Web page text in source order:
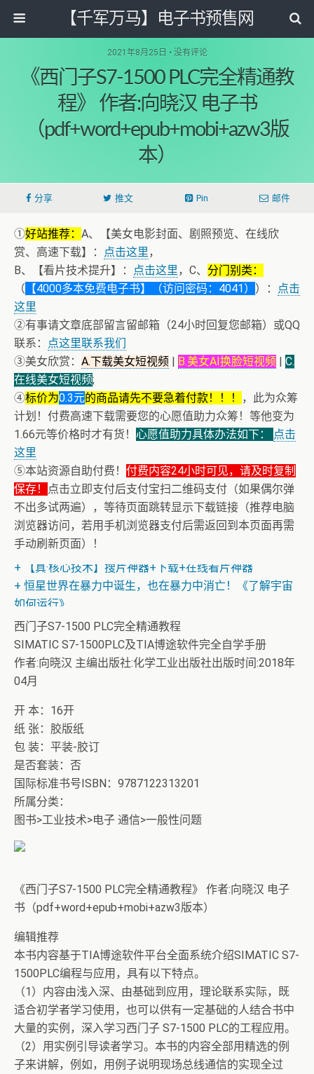
【千军万马】电子书预售网
2021年8月25日 • 没有评论
《西门子S7-1500 PLC完全精通教
程》 作者:向晓汉 电子书
（pdf+word+epub+mobi+azw3版
本）
分享 推文 Pin 邮件
①好站推荐： A、【美女电影封面、剧照预览、在线欣
赏、高速下载】：
点击这里，
B、【看片技术提升】：
点击这里，C、 分门别类：
（ 【4000多本免费电子书】（访问密码：4041） ）：
点击
这里
②有事请文章底部留言留邮箱（24小时回复您邮箱）或QQ
联系：
点这里联系我们
③美女欣赏： A.下载美女短视频 | B.美女AI换脸短视频 | C.
在线美女短视频;
④标价为0.3元的商品请先不要急着付款！！！
，此为众筹
计划！付费高速下载需要您的心愿值助力众筹！等他变为
1.66元等价格时才有货！ 心愿值助力具体办法如下：
点击
这里
⑤本站资源自助付费！ 付费内容24小时可见，请及时复制
保存！
点击立即支付后支付宝扫二维码支付（如果偶尔弹
不出多试两遍），等待页面跳转显示下载链接（推荐电脑
浏览器访问，若用手机浏览器支付后需返回到本页面再需
手动刷新页面）！
+ 恭喜IP为180.201.1.217的网友为电子书籍《动力电池管
理系统核心算法》众筹一次！
+ 【真·核心技术】搜片神器+下载+在线看片神器
+ 恒星世界在暴力中诞生，也在暴力中消亡！《了解宇宙
如何运行》
西门子S7-1500 PLC完全精通教程
SIMATIC S7-1500PLC及TIA博途软件完全自学手册
作者:向晓汉 主编出版社:化学工业出版社出版时间:2018年
04月
开 本：16开
纸 张：胶版纸
包 装：平装-胶订
是否套装：否
国际标准书号ISBN：9787122313201
所属分类：
图书>工业技术>电子 通信>一般性问题
《西门子S7-1500 PLC完全精通教程》 作者:向晓汉 电子
书（pdf+word+epub+mobi+azw3版本）
编辑推荐
本书内容基于TIA博途软件平台全面系统介绍SIMATIC S7-
1500PLC编程与应用，具有以下特点。
（1）内容由浅入深、由基础到应用，理论联系实际，既
适合初学者学习使用，也可以供有一定基础的人结合书中
大量的实例，深入学习西门子 S7-1500 PLC的工程应用。
（2）用实例引导读者学习。本书的内容全部用精选的例
子来讲解，例如，用例子说明现场总线通信的实现全过